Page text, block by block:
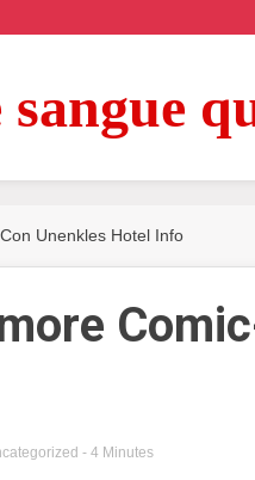
Unenkles Hotel Info
- 4 Minutes